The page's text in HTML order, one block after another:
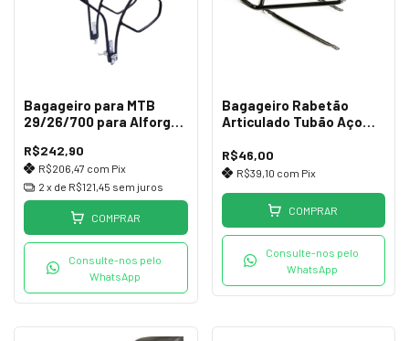
Bagageiro para MTB
29/26/700 para Alforge
R$242,90
R$206,47 com Pix
2 x de R$121,45 sem juros
COMPRAR
Consulte-nos pelo
WhatsApp
Bagageiro Rabetão
Articulado Tubão Aço
R$46,00
R$39,10 com Pix
COMPRAR
Consulte-nos pelo
WhatsApp